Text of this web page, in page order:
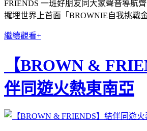
FRIENDS 一班好朋友同大家聲音導航
攞埋世界上首面「BROWNIE自我挑戰
繼續觀看+
【BROWN &
伴同遊火熱東南亞